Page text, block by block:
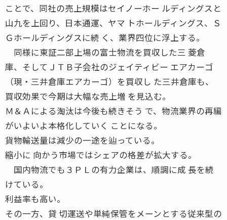
ことで、同社の売上規模はセイノーホー ルディングスと
山九を上回り、日本通運、ヤマ トホールディングス、Ｓ
Ｇホールディングスに続 く、業界四位に浮上する。
同様に東証二部上場の富士物流を買収した三 菱倉
庫、そしてＪＴＢ子会社のジェイティビー エアカーゴ
（現・三井倉庫エアカーゴ）を買収し た三井倉庫も、
買収効果で今期は大幅な売上増 を見込む。
Ｍ＆Ａによる淘汰は今後も続きそう で、物流業界の再編
がいよいよ本格化していく ことになる。
貨物輸送量は減少の一途を辿っている。
縮小に 向かう市場ではシェアの格差が拡大する。
国内物流でも３ＰＬの有力企業は、順調に成 長を続
けている。
利益率も高い。
その一方、貸 切運送や単純保管をメーンとする従来型の